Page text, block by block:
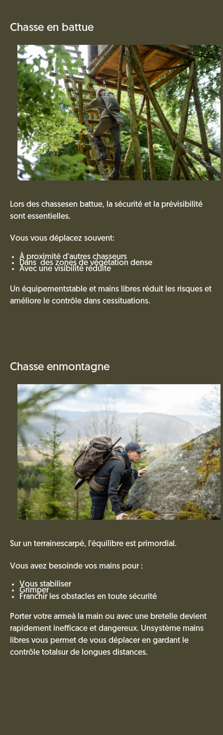
Chasse en battue
Lors des chassesen battue, la sécurité et la prévisibilité
sont essentielles.
Vous vous déplacez souvent:
À proximité d'autres chasseurs
Dans des zones de végétation dense
Avec une visibilité réduite
Un équipementstable et mains libres réduit les risques et
améliore le contrôle dans cessituations.
Chasse enmontagne
Sur un terrainescarpé, l'équilibre est primordial.
Vous avez besoinde vos mains pour :
Vous stabiliser
Grimper
Franchir les obstacles en toute sécurité
Porter votre armeà la main ou avec une bretelle devient
rapidement inefficace et dangereux. Unsystème mains
libres vous permet de vous déplacer en gardant le
contrôle totalsur de longues distances.